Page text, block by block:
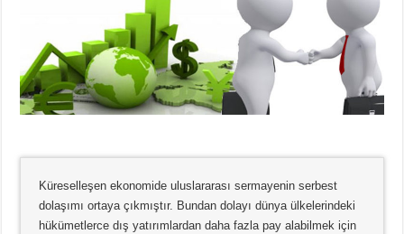
Küreselleşen ekonomide uluslararası sermayenin serbest
dolaşımı ortaya çıkmıştır. Bundan dolayı dünya ülkelerindeki
hükümetlerce dış yatırımlardan daha fazla pay alabilmek için